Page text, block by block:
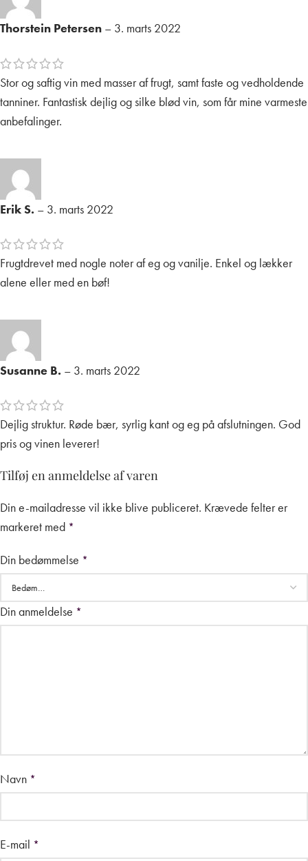
Thorstein Petersen – 3. marts 2022
Stor og saftig vin med masser af frugt, samt faste og vedholdende
tanniner. Fantastisk dejlig og silke blød vin, som får mine varmeste
anbefalinger.
Erik S. – 3. marts 2022
Frugtdrevet med nogle noter af eg og vanilje. Enkel og lækker
alene eller med en bøf!
Susanne B. – 3. marts 2022
Dejlig struktur. Røde bær, syrlig kant og eg på afslutningen. God
pris og vinen leverer!
Tilføj en anmeldelse af varen
Din e-mailadresse vil ikke blive publiceret. Krævede felter er
markeret med *
Din bedømmelse *
Din anmeldelse *
Navn *
E-mail *